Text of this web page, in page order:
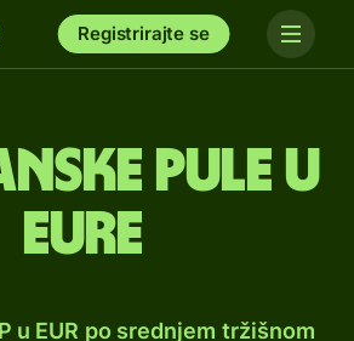
Registrirajte se
pule u
eure
u EUR po srednjem tržišnom